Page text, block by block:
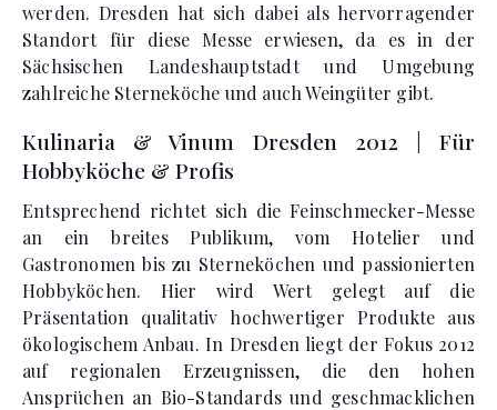
werden. Dresden hat sich dabei als hervorragender
Standort für diese Messe erwiesen, da es in der
Sächsischen Landeshauptstadt und Umgebung
zahlreiche Sterneköche und auch Weingüter gibt.
Kulinaria & Vinum Dresden 2012 | Für
Hobbyköche & Profis
Entsprechend richtet sich die Feinschmecker-Messe
an ein breites Publikum, vom Hotelier und
Gastronomen bis zu Sterneköchen und passionierten
Hobbyköchen. Hier wird Wert gelegt auf die
Präsentation qualitativ hochwertiger Produkte aus
ökologischem Anbau. In Dresden liegt der Fokus 2012
auf regionalen Erzeugnissen, die den hohen
Ansprüchen an Bio-Standards und geschmacklichen